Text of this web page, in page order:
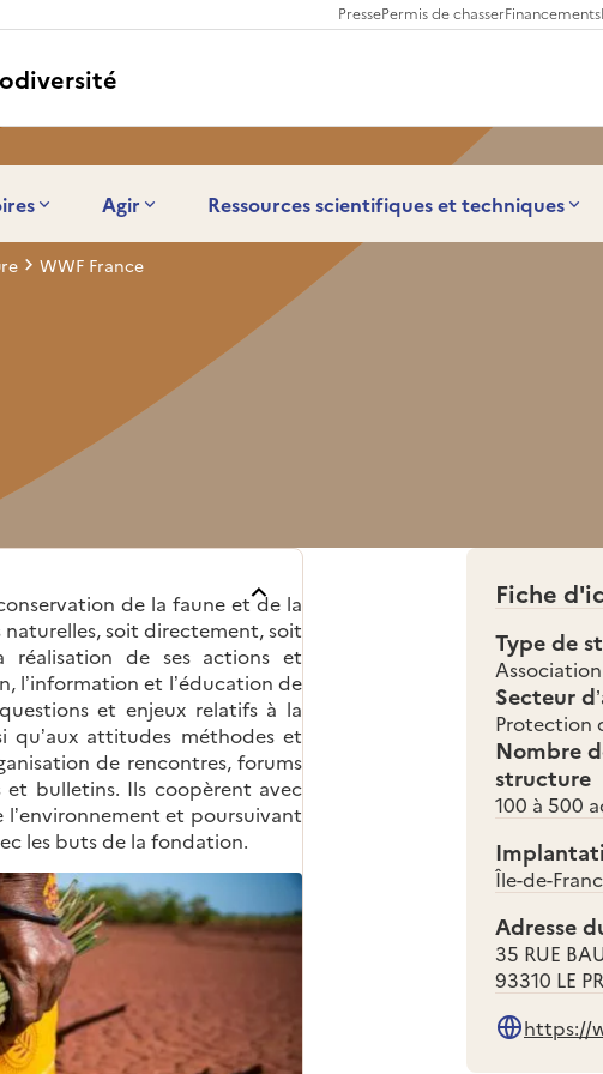
PressePermis de chasserFinancements
Agir Ressources scientifiques et techniques
WWF France
Fiche
Type de
Secteur
Protection
Nombre
structure
100 à 500
Île-de-
Adresse
35 RUE
93310 LE
https://
de la faune et de la
naturelles, soit directement, soit
réalisation de ses actions et
l’information et l’éducation de
et enjeux relatifs à la
attitudes méthodes et
de rencontres, forums
bulletins. Ils coopèrent avec
et poursuivant
les buts de la fondation.